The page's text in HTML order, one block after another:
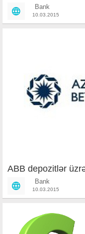
Bank
10.03.2015
ABB depozitlər
Bank
10.03.2015